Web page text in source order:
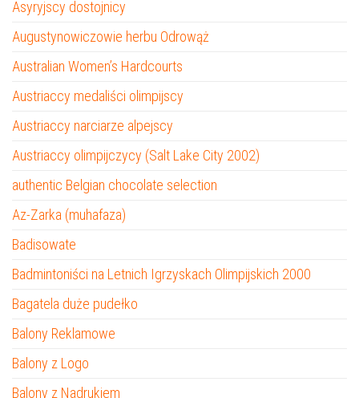
Asyryjscy dostojnicy
Augustynowiczowie herbu Odrowąż
Australian Women’s Hardcourts
Austriaccy medaliści olimpijscy
Austriaccy narciarze alpejscy
Austriaccy olimpijczycy (Salt Lake City 2002)
authentic Belgian chocolate selection
Az-Zarka (muhafaza)
Badisowate
Badmintoniści na Letnich Igrzyskach Olimpijskich 2000
Bagatela duże pudełko
Balony Reklamowe
Balony z Logo
Balony z Nadrukiem